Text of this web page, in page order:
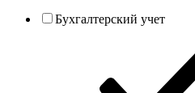
Бухгалтерский учет